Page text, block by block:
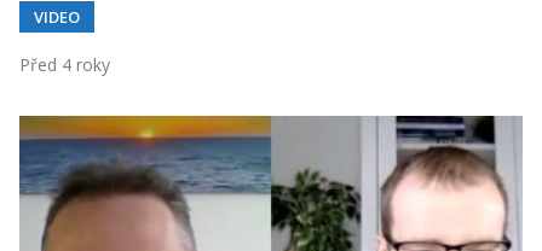
VIDEO
Před 4 roky